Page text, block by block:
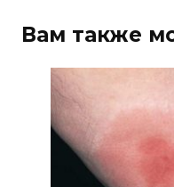
Вам также